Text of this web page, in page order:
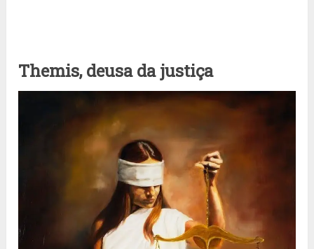
Themis, deusa da justiça